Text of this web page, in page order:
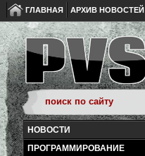
ГЛАВНАЯ АРХИВ НОВОСТЕЙ
НОВОСТИ
ПРОГРАММИРОВАНИЕ